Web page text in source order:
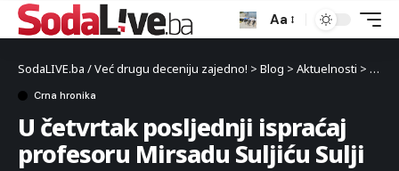
Aa
SodaLIVE.ba / Već drugu deceniju zajedno! > Blog > Aktuelnosti > Crna
Crna hronika
U četvrtak posljednji ispraćaj
profesoru Mirsadu Suljiću Sulji